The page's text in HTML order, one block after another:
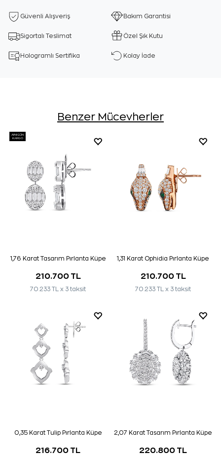
Güvenli Alışveriş Bakım Garantisi
Sigortalı Teslimat Özel Şık Kutu
Hologramlı Sertifika Kolay İade
Benzer Mücevherler
AYNI GÜN
KARGO
1,76 Karat Tasarım Pırlanta Küpe
210.700 TL
70.233 TL x 3 taksit
1,31 Karat Ophidia Pırlanta Küpe
210.700 TL
70.233 TL x 3 taksit
0,35 Karat Tulip Pırlanta Küpe
216.700 TL
2,07 Karat Tasarım Pırlanta Küpe
220.800 TL